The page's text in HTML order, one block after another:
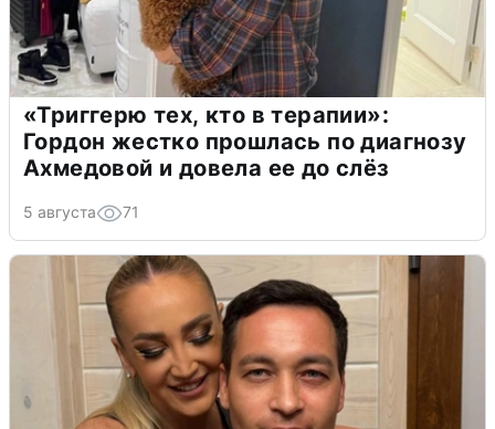
«Триггерю тех, кто в терапии»:
Гордон жестко прошлась по диагнозу
Ахмедовой и довела ее до слёз
5 августа 71